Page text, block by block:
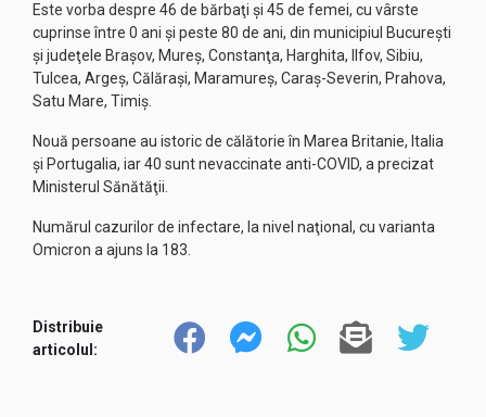
Este vorba despre 46 de bărbaţi şi 45 de femei, cu vârste
cuprinse între 0 ani şi peste 80 de ani, din municipiul Bucureşti
şi judeţele Braşov, Mureş, Constanţa, Harghita, Ilfov, Sibiu,
Tulcea, Argeş, Călăraşi, Maramureş, Caraş-Severin, Prahova,
Satu Mare, Timiş.
Nouă persoane au istoric de călătorie în Marea Britanie, Italia
şi Portugalia, iar 40 sunt nevaccinate anti-COVID, a precizat
Ministerul Sănătăţii.
Numărul cazurilor de infectare, la nivel naţional, cu varianta
Omicron a ajuns la 183.
Distribuie
articolul: